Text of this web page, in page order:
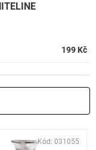
199 Kč
Kód: 031055